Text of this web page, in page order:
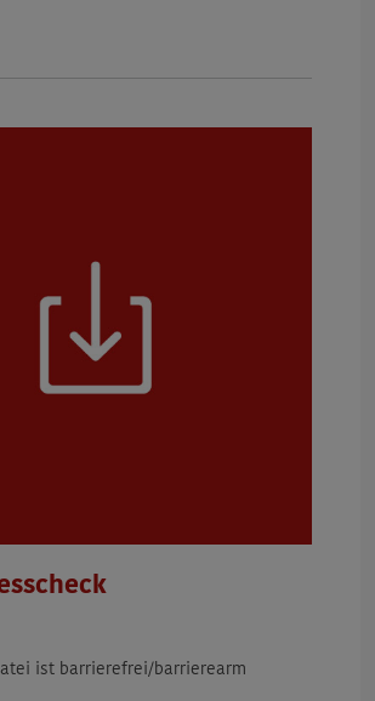
ist barrierefrei/barrierearm